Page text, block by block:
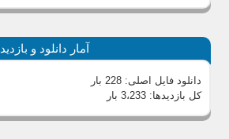
آمار دانلود و بازدید
دانلود فایل اصلی:228 بار
کل بازدیدها:3،233 بار